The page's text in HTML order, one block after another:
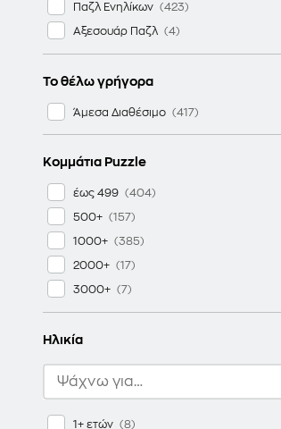
Παζλ Ενηλίκων
Αξεσουάρ Παζλ
Το θέλω γρήγορα
Άμεσα Διαθέσιμο
Κομμάτια Puzzle
έως 499
500+
1000+
2000+
3000+
Ηλικία
1+ ετών